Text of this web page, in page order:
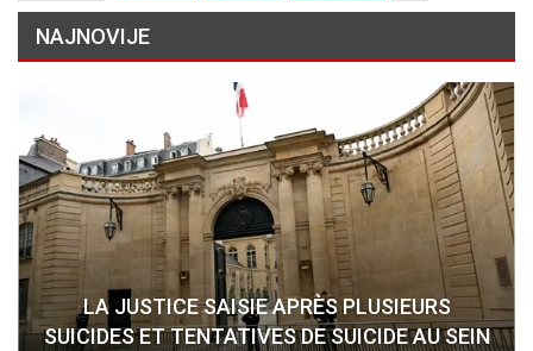
NAJNOVIJE
LA JUSTICE SAISIE APRÈS PLUSIEURS
SUICIDES ET TENTATIVES DE SUICIDE AU SEIN